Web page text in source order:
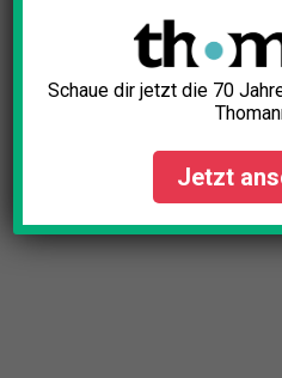
Schaue dir jetzt die 70
Jetzt